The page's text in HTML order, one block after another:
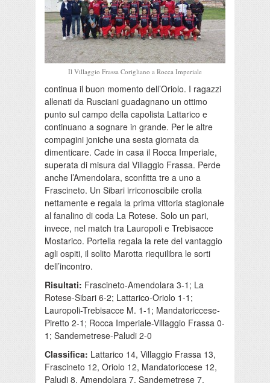
Il Villaggio Frassa Corigliano a Rocca Imperiale
continua il buon momento dell’Oriolo. I ragazzi
allenati da Rusciani guadagnano un ottimo
punto sul campo della capolista Lattarico e
continuano a sognare in grande. Per le altre
compagini joniche una sesta giornata da
dimenticare. Cade in casa il Rocca Imperiale,
superata di misura dal Villaggio Frassa. Perde
anche l’Amendolara, sconfitta tre a uno a
Frascineto. Un Sibari irriconoscibile crolla
nettamente e regala la prima vittoria stagionale
al fanalino di coda La Rotese. Solo un pari,
invece, nel match tra Lauropoli e Trebisacce
Mostarico. Portella regala la rete del vantaggio
agli ospiti, il solito Marotta riequilibra le sorti
dell’incontro.
Risultati: Frascineto-Amendolara 3-1; La
Rotese-Sibari 6-2; Lattarico-Oriolo 1-1;
Lauropoli-Trebisacce M. 1-1; Mandatoriccese-
Piretto 2-1; Rocca Imperiale-Villaggio Frassa 0-
1; Sandemetrese-Paludi 2-0
Classifica: Lattarico 14, Villaggio Frassa 13,
Frascineto 12, Oriolo 12, Mandatoriccese 12,
Paludi 8, Amendolara 7, Sandemetrese 7,